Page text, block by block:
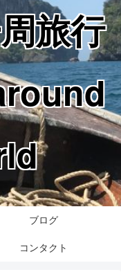
旅行
ブログ
コンタクト